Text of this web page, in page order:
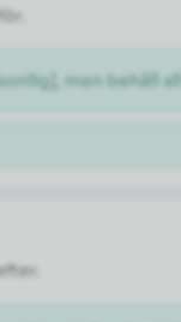
men behåll all